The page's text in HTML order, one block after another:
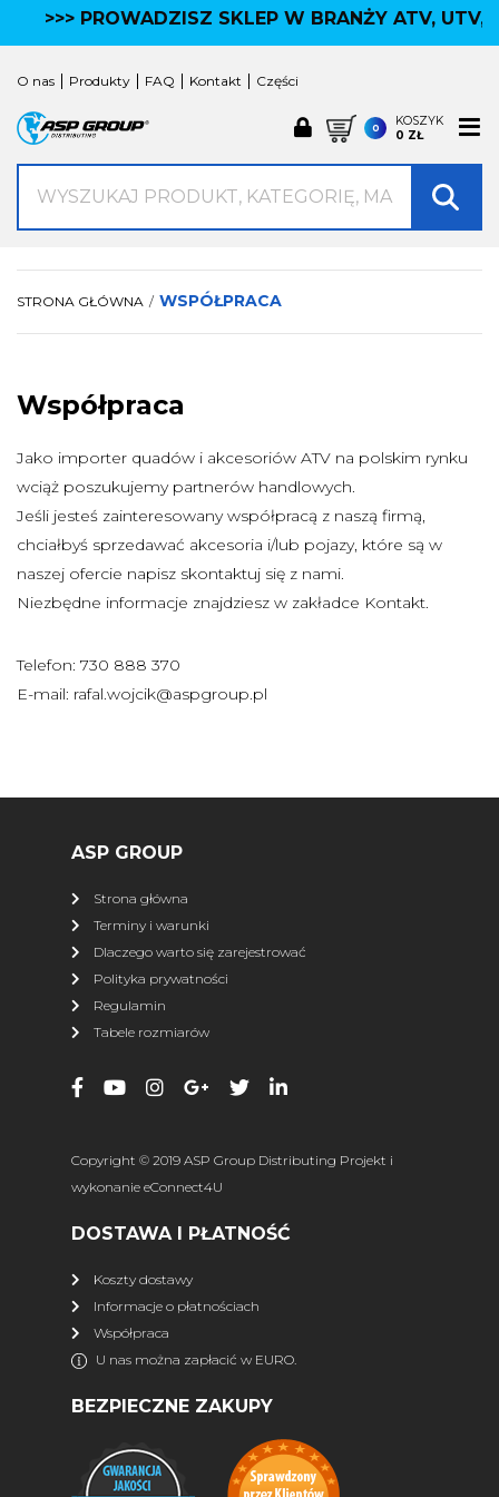
>>> PROWADZISZ SKLEP W BRANŻY ATV, UTV,
O nas Produkty FAQ Kontakt Części
0
KOSZYK
0 ZŁ
KATEGORIE NASZYCH PRODUKTÓW ×
ROBOTY
NAVIMOW ROBOROCK
Oświetlenie LED
Ochrona Quada Użytkowe
Pasy, liny, zawiesia
więcej
SHARK
Pługi Kufry
Najazdy Zamiatarki
Osłony podwozia
Podgrzewacze
XRW RACING
Wszystkie produkty
Osłona napędu Dachy
Drzwi
więcej
DLA QUADOWCA
Wideorejestrator Gogle
Kurtki Spodnie
więcej
Spodnie
STRONA GŁÓWNA WSPÓŁPRACA
Współpraca
Jako importer quadów i akcesoriów ATV na polskim rynku
wciąż poszukujemy partnerów handlowych.
Jeśli jesteś zainteresowany współpracą z naszą firmą,
chciałbyś sprzedawać akcesoria i/lub pojazy, które są w
naszej ofercie napisz skontaktuj się z nami.
Niezbędne informacje znajdziesz w zakładce Kontakt.
Telefon: 730 888 370
E-mail: rafal.wojcik@aspgroup.pl
ASP GROUP
Strona główna
Terminy i warunki
Dlaczego warto się zarejestrować
Polityka prywatności
Regulamin
Tabele rozmiarów
Copyright © 2019 ASP Group Distributing Projekt i
wykonanie eConnect4U
DOSTAWA I PŁATNOŚĆ
Koszty dostawy
Informacje o płatnościach
Współpraca
U nas można zapłacić w EURO.
BEZPIECZNE ZAKUPY